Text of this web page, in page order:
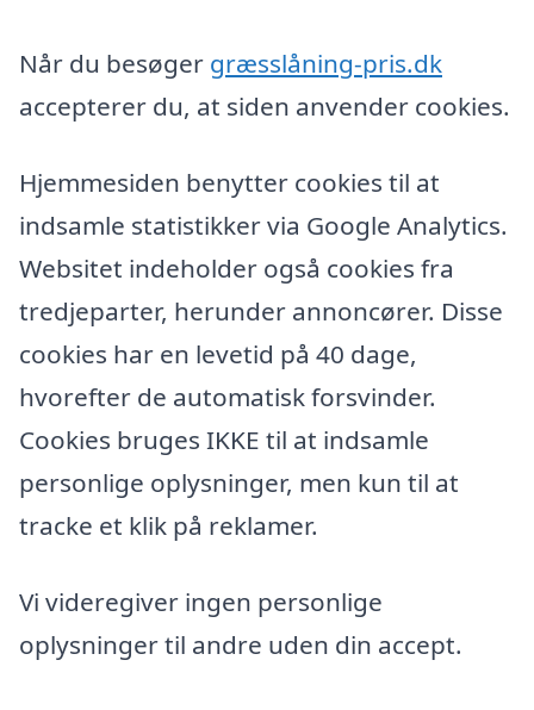
Når du besøger græsslåning-pris.dk
accepterer du, at siden anvender cookies.
Hjemmesiden benytter cookies til at
indsamle statistikker via Google Analytics.
Websitet indeholder også cookies fra
tredjeparter, herunder annoncører. Disse
cookies har en levetid på 40 dage,
hvorefter de automatisk forsvinder.
Cookies bruges IKKE til at indsamle
personlige oplysninger, men kun til at
tracke et klik på reklamer.
Vi videregiver ingen personlige
oplysninger til andre uden din accept.